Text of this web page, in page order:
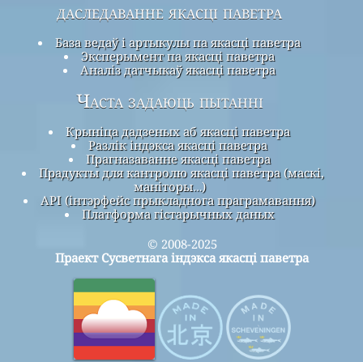
даследаванне якасці паветра
База ведаў і артыкулы па якасці паветра
Эксперымент па якасці паветра
Аналіз датчыкаў якасці паветра
Часта задаюць пытанні
Крыніца дадзеных аб якасці паветра
Разлік індэкса якасці паветра
Прагназаванне якасці паветра
Прадукты для кантролю якасці паветра (маскі,
маніторы…)
API (інтэрфейс прыкладнога праграмавання)
Платформа гістарычных даных
© 2008-2025
Праект Сусветнага індэкса якасці паветра